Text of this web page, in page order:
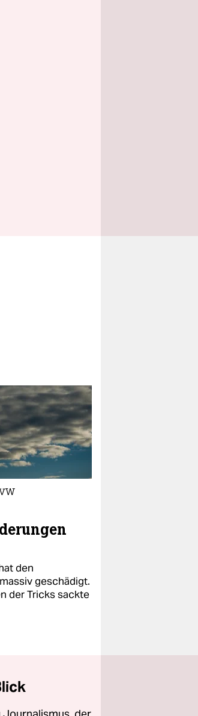
den
geschädigt.
der Tricks sackte